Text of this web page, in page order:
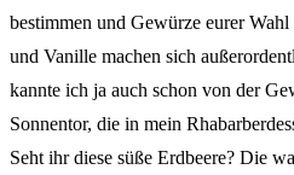
bestimmen und Gewürze eurer
und Vanille machen sich
kannte ich ja auch schon von der
Sonnentor, die in mein
Seht ihr diese süße Erdbeere? Die